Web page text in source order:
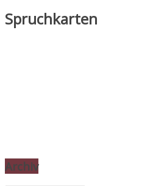
Spruchkarten
Archiv